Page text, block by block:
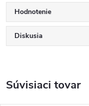
Hodnotenie
Diskusia
Súvisiaci tovar